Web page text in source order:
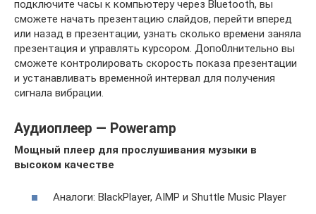
подключите часы к компьютеру через Bluetooth, вы
сможете начать презентацию слайдов, перейти вперед
или назад в презентации, узнать сколько времени заняла
презентация и управлять курсором. Допо0лнительно вы
сможете контролировать скорость показа презентации
и устанавливать временной интервал для получения
сигнала вибрации.
Аудиоплеер — Poweramp
Мощный плеер для прослушивания музыки в
высоком качестве
Аналоги: BlackPlayer, AIMP и Shuttle Music Player